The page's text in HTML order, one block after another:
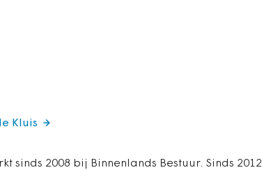
sinds 2008 bij Binnenlands Bestuur. Sinds 2012
Kluis